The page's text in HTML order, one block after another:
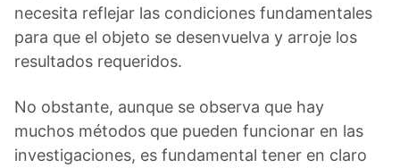
necesita reflejar las condiciones fundamentales
para que el objeto se desenvuelva y arroje los
resultados requeridos.
No obstante, aunque se observa que hay
muchos métodos que pueden funcionar en las
investigaciones, es fundamental tener en claro